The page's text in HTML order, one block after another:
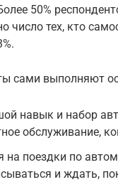
50%
число тех, кто
сами выполняют
навык и набор
обслуживание,
на поездки по
и ждать,